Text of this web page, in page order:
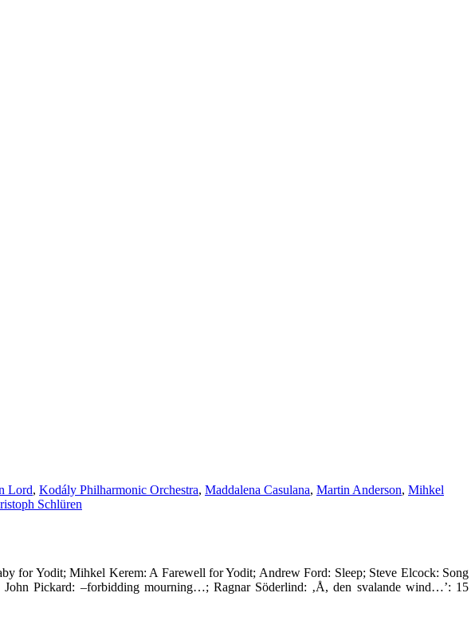
Lord, Kodály Philharmonic Orchestra, Maddalena Casulana, Martin Anderson, Mihkel
Schlüren
for Yodit; Mihkel Kerem: A Farewell for Yodit; Andrew Ford: Sleep; Steve Elcock: Song
Pickard: –forbidding mourning…; Ragnar Söderlind: ‚Å, den svalande wind…’: 15